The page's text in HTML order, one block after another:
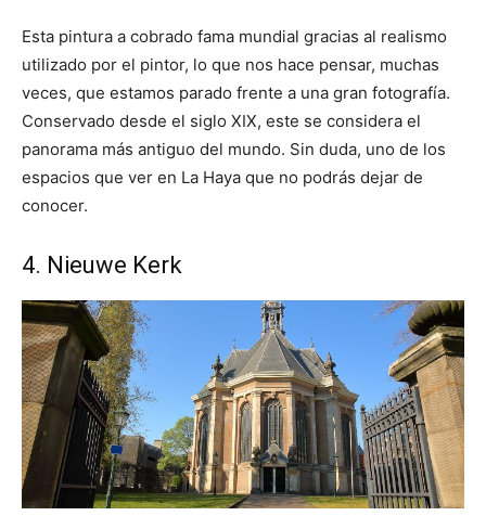
Esta pintura a cobrado fama mundial gracias al realismo
utilizado por el pintor, lo que nos hace pensar, muchas
veces, que estamos parado frente a una gran fotografía.
Conservado desde el siglo XIX, este se considera el
panorama más antiguo del mundo. Sin duda, uno de los
espacios que ver en La Haya que no podrás dejar de
conocer.
4. Nieuwe Kerk